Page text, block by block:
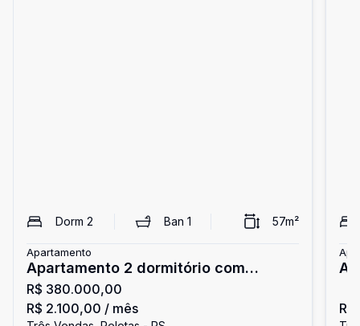
Dorm 2 Ban 1 57m²
Apartamento
Apartamento 2 dormitório com
garagem no bairro Quartier
R$ 380.000,00
R$ 2.100,00 / mês